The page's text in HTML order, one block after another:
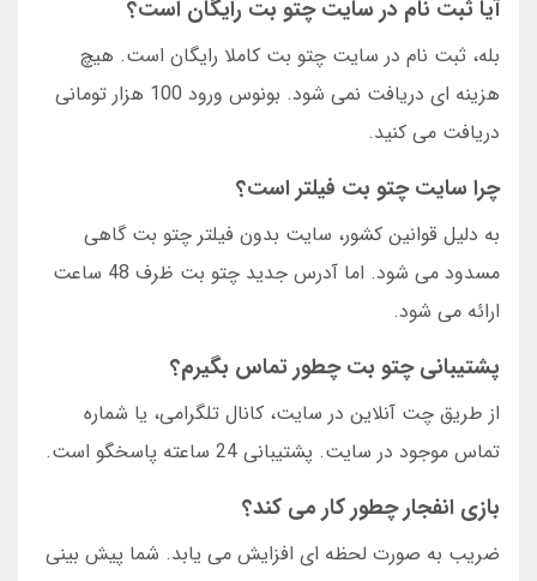
آیا ثبت نام در سایت چتو بت رایگان است؟
بله، ثبت نام در سایت چتو بت کاملا رایگان است. هیچ
هزینه ای دریافت نمی شود. بونوس ورود 100 هزار تومانی
دریافت می کنید.
چرا سایت چتو بت فیلتر است؟
به دلیل قوانین کشور، سایت بدون فیلتر چتو بت گاهی
مسدود می شود. اما آدرس جدید چتو بت ظرف 48 ساعت
ارائه می شود.
پشتیبانی چتو بت چطور تماس بگیرم؟
از طریق چت آنلاین در سایت، کانال تلگرامی، یا شماره
تماس موجود در سایت. پشتیبانی 24 ساعته پاسخگو است.
بازی انفجار چطور کار می کند؟
ضریب به صورت لحظه ای افزایش می یابد. شما پیش بینی